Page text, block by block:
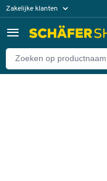
Zakelijke klanten
Particuliere klanten
Terug